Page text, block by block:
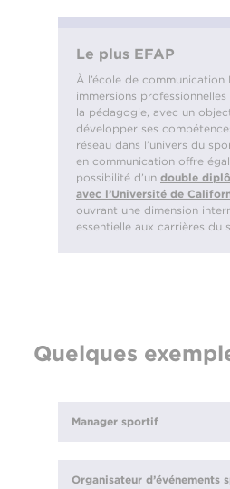
Le plus EFAP
À l’école de communication
immersions
la pédagogie, avec un
développer ses
réseau dans l’univers du
en communication offre
possibilité d’un double
avec l’Université de
ouvrant une dimension
essentielle aux carrières du
Quelques
Manager sportif
Organisateur d’événements